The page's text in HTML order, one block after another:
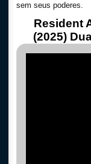
sem seus poderes.
Resident
(2025)